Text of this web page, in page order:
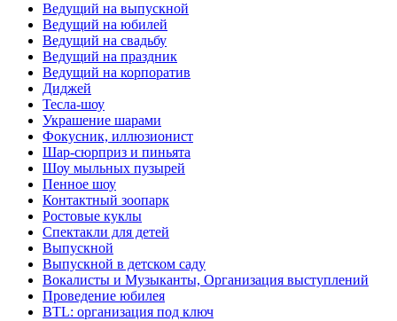
Ведущий на выпускной
Ведущий на юбилей
Ведущий на свадьбу
Ведущий на праздник
Ведущий на корпоратив
Диджей
Тесла-шоу
Украшение шарами
Фокусник, иллюзионист
Шар-сюрприз и пиньята
Шоу мыльных пузырей
Пенное шоу
Контактный зоопарк
Ростовые куклы
Спектакли для детей
Выпускной
Выпускной в детском саду
Вокалисты и Музыканты, Организация выступлений
Проведение юбилея
BTL: организация под ключ